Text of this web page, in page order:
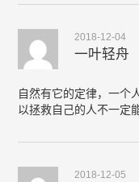
2018-12-04
一叶轻舟
自然有它的定律，一个
以拯救自己的人不一定
2018-12-05